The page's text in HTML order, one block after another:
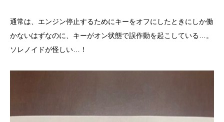
通常は、エンジン停止するためにキーをオフにしたときにしか働
かないはずなのに、キーがオン状態で誤作動を起こしている…。
ソレノイドが怪しい…！